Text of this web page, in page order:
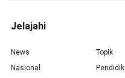
Jelajahi
News
Nasional
Topik